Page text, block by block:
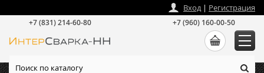
Вход| Регистрация
+7 (831) 214-60-80 +7 (960) 160-00-50